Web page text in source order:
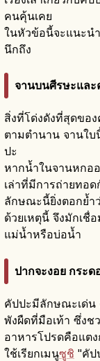
คนคุ้นเคย
ในหัวข้อนี้จะแนะน
นึกถึง
จานบนศีรษะและ
สิ่งที่โด่งดังที่สุดขอ
ตามตำนาน จานใ
ปะ
หากน้ำในจานหกอ
เล่าที่มีการถ่ายทอ
ลักษณะนี้ยิ่งตอกย้ำ
ด้วยเหตุนี้ จึงมักเชื่
แม่น้ำหรือบ่อน้ำ
ปากจะงอย กระ
คัปปะมีลักษณะเด่น
พังผืดที่มือเท้า ซึ่งช
อาหารโปรดคือแต
ใช้เรียกเมนูซูชิ "คัป